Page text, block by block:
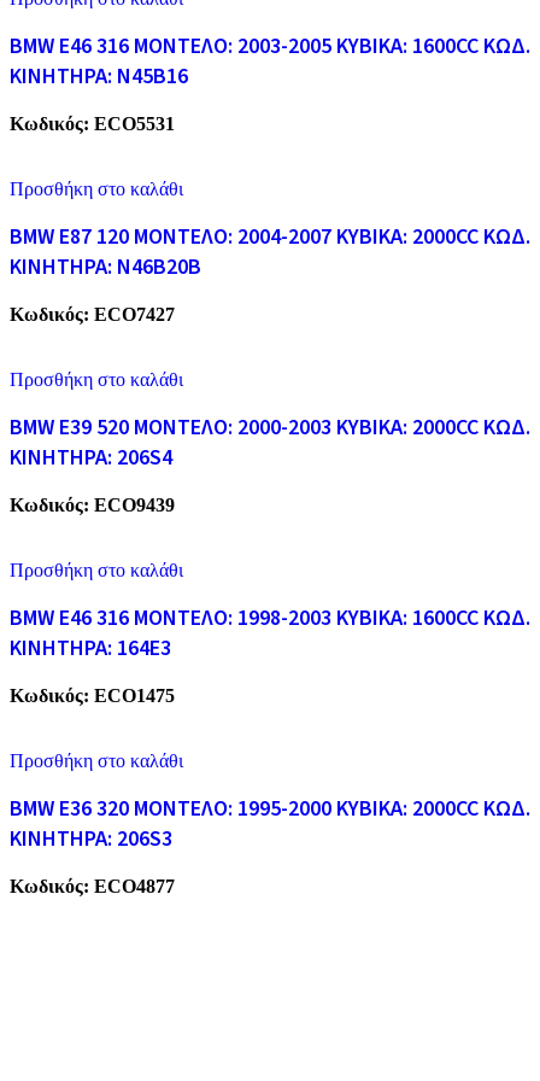
BMW E46 316 ΜΟΝΤΕΛΟ: 2003-2005 ΚΥΒΙΚΑ: 1600CC ΚΩΔ.
ΚΙΝΗΤΗΡΑ: N45B16
Κωδικός: ECO5531
Προσθήκη στο καλάθι
BMW E87 120 ΜΟΝΤΕΛΟ: 2004-2007 ΚΥΒΙΚΑ: 2000CC ΚΩΔ.
ΚΙΝΗΤΗΡΑ: N46B20B
Κωδικός: ECO7427
Προσθήκη στο καλάθι
BMW E39 520 ΜΟΝΤΕΛΟ: 2000-2003 ΚΥΒΙΚΑ: 2000CC ΚΩΔ.
ΚΙΝΗΤΗΡΑ: 206S4
Κωδικός: ECO9439
Προσθήκη στο καλάθι
BMW E46 316 ΜΟΝΤΕΛΟ: 1998-2003 ΚΥΒΙΚΑ: 1600CC ΚΩΔ.
ΚΙΝΗΤΗΡΑ: 164E3
Κωδικός: ECO1475
Προσθήκη στο καλάθι
BMW E36 320 ΜΟΝΤΕΛΟ: 1995-2000 ΚΥΒΙΚΑ: 2000CC ΚΩΔ.
ΚΙΝΗΤΗΡΑ: 206S3
Κωδικός: ECO4877